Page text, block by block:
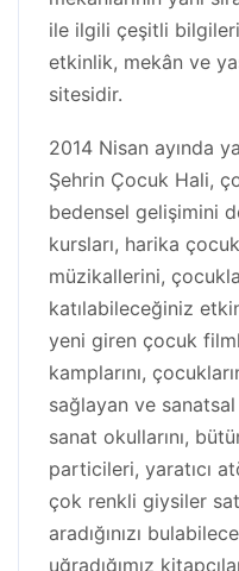
ile ilgili çeşitli
etkinlik, mekân ve
sitesidir.
2014 Nisan ayında
Şehrin Çocuk Hali,
bedensel gelişimini
kursları, harika
müzikallerini,
katılabileceğiniz
yeni giren çocuk
kamplarını,
sağlayan ve sanatsal
sanat okullarını,
particileri, yaratıcı
çok renkli giysiler
aradığınızı
uğradığımız